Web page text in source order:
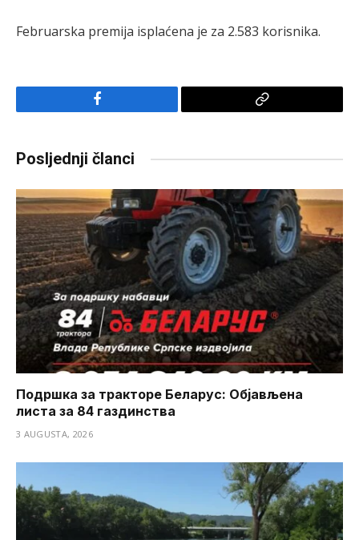
Februarska premija isplaćena je za 2.583 korisnika.
Facebook
Copy
Posljednji članci
Подршка за тракторе Беларус: Објављена
листа за 84 газдинства
3 AUGUSTA, 2026